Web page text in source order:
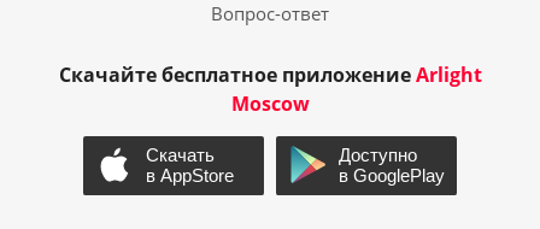
Вопрос-ответ
Скачайте бесплатное приложениеArlight
Moscow